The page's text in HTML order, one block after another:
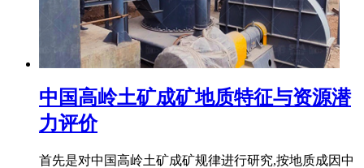
中国高岭土矿成矿地质特征与资源潜
力评价
首先是对中国高岭土矿成矿规律进行研究,按地质成因中